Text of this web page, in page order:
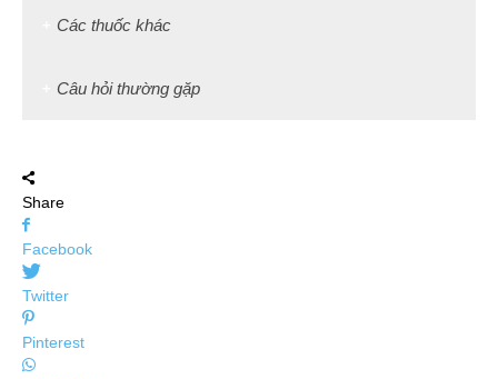
Các thuốc khác
Câu hỏi thường gặp
Share
Facebook
Twitter
Pinterest